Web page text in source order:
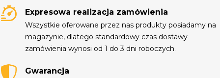
Expresowa realizacja zamówienia
Wszystkie oferowane przez nas produkty posiadamy na
magazynie, dlatego standardowy czas dostawy
zamówienia wynosi od 1 do 3 dni roboczych.
Gwarancja